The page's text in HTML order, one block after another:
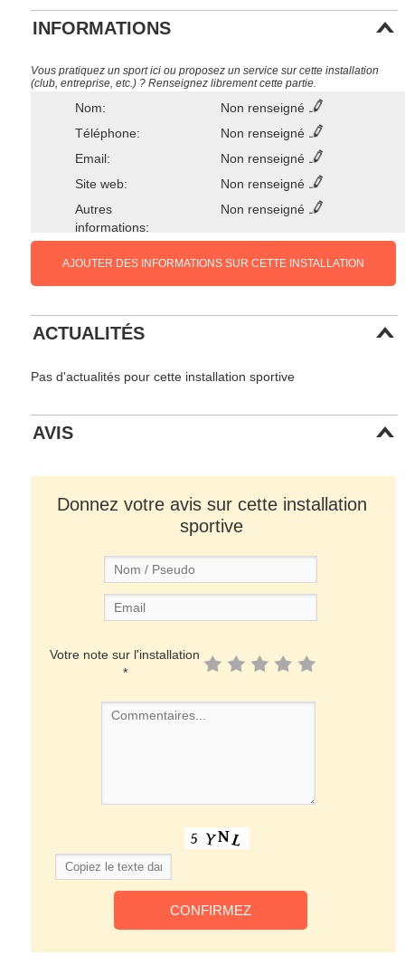
INFORMATIONS
Vous pratiquez un sport ici ou proposez un service sur cette installation
(club, entreprise, etc.) ? Renseignez librement cette partie.
Nom:
Non renseigné
Téléphone:
Non renseigné
Email:
Non renseigné
Site web:
Non renseigné
Autres
informations:
Non renseigné
AJOUTER DES INFORMATIONS SUR CETTE INSTALLATION
ACTUALITÉS
Pas d'actualités pour cette installation sportive
AVIS
Donnez votre avis sur cette installation
sportive
Votre note sur l'installation
*